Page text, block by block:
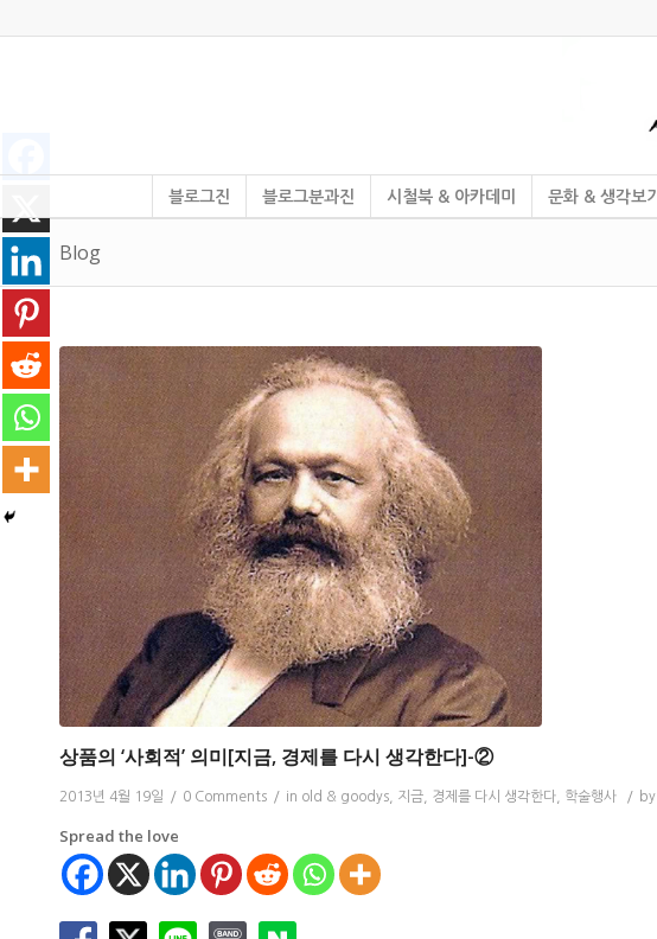
블로그진 블로그분과진 시철북 & 아카데미 문화 & 생각보기
Blog
상품의 ‘사회적’ 의미[지금, 경제를 다시 생각한다]-②
2013년 4월 19일 / 0 Comments / in old & goodys 지금, 경제를 다시 생각한다 학술행사 / by
Spread the love